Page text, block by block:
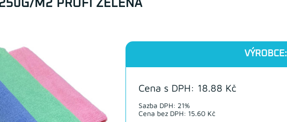
M2 PROFI ZELENÁ
VÝROBCE:
Cena s DPH: 18.88 Kč
Sazba DPH: 21%
Cena bez DPH: 15.60 Kč